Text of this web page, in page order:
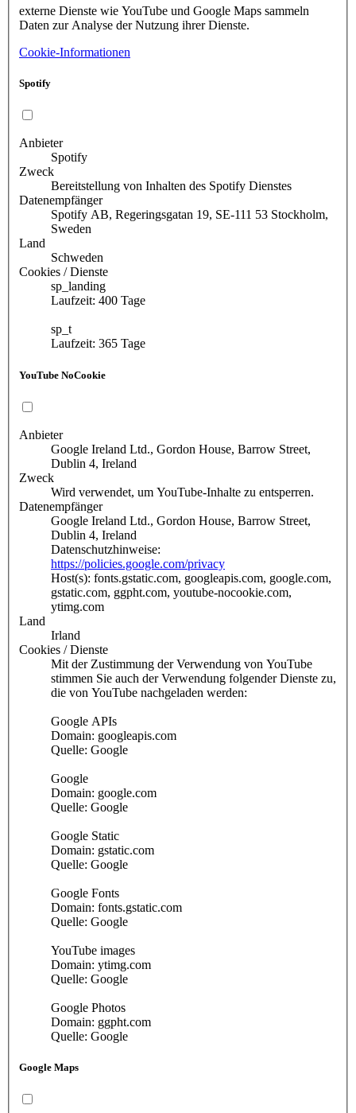
externe Dienste wie YouTube und Google Maps sammeln
Daten zur Analyse der Nutzung ihrer Dienste.
Cookie-Informationen
Spotify
Anbieter
Spotify
Zweck
Bereitstellung von Inhalten des Spotify Dienstes
Datenempfänger
Spotify AB, Regeringsgatan 19, SE-111 53 Stockholm,
Sweden
Land
Schweden
Cookies / Dienste
sp_landing
Laufzeit: 400 Tage
sp_t
Laufzeit: 365 Tage
YouTube NoCookie
Anbieter
Google Ireland Ltd., Gordon House, Barrow Street,
Dublin 4, Ireland
Zweck
Wird verwendet, um YouTube-Inhalte zu entsperren.
Datenempfänger
Google Ireland Ltd., Gordon House, Barrow Street,
Dublin 4, Ireland
Datenschutzhinweise:
https://policies.google.com/privacy
Host(s): fonts.gstatic.com, googleapis.com, google.com,
gstatic.com, ggpht.com, youtube-nocookie.com,
ytimg.com
Land
Irland
Cookies / Dienste
Mit der Zustimmung der Verwendung von YouTube
stimmen Sie auch der Verwendung folgender Dienste zu,
die von YouTube nachgeladen werden:
Google APIs
Domain: googleapis.com
Quelle: Google
Google
Domain: google.com
Quelle: Google
Google Static
Domain: gstatic.com
Quelle: Google
Google Fonts
Domain: fonts.gstatic.com
Quelle: Google
YouTube images
Domain: ytimg.com
Quelle: Google
Google Photos
Domain: ggpht.com
Quelle: Google
Google Maps